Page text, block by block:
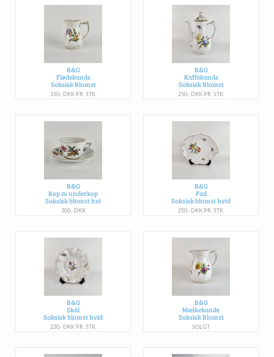
B&G
Flødekande
Saksisk Blomst
150,- DKK PR. STK.
B&G
Kaffekande
Saksisk Blomst
250,- DKK PR. STK.
B&G
Kop m underkop
Saksisk blomst hvi
300,- DKK
B&G
Fad
Saksisk blomst hvid
250,- DKK PR. STK.
B&G
Skål
Saksisk blomst hvid
230,- DKK PR. STK.
B&G
Mælkekande
Saksisk Blomst
SOLGT